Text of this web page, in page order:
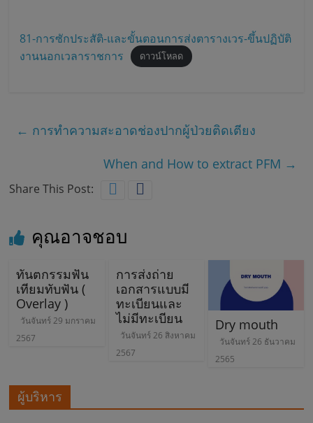
ล
ม
ด็
จ
พ
ร
ยุ
81-การซักประสัติ-และขั้นตอนการส่งตารางเวร-ขึ้นปฏิบัติ
งานนอกเวลาราชการ
ดาวน์โหลด
← การทำความสะอาดช่องปากผู้ป่วยติดเตียง
When and How to extract PFM →
Share This Post:
คุณอาจชอบ
ทันตกรรมฟัน
เทียมทับฟัน (
Overlay )
วันจันทร์ 29 มกราคม
2567
การส่งถ่าย
เอกสารแบบมี
ทะเบียนและ
ไม่มีทะเบียน
วันจันทร์ 26 สิงหาคม
2567
Dry mouth
วันจันทร์ 26 ธันวาคม
2565
ผู้บริหาร